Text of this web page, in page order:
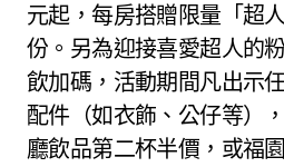
元起，每房搭贈限量「超
份。另為迎接喜愛超人的
飲加碼，活動期間凡出示
配件（如衣飾、公仔等）
廳飲品第二杯半價，或福